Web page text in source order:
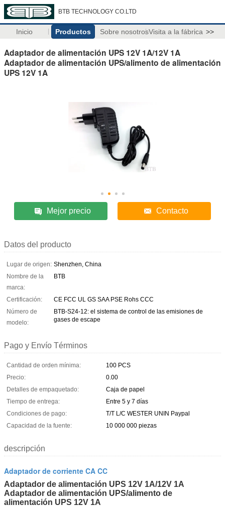
BTB TECHNOLOGY CO.LTD
Inicio Productos Sobre nosotrosVisita a la fábrica >>
Adaptador de alimentación UPS 12V 1A/12V 1A
Adaptador de alimentación UPS/alimento de alimentación
UPS 12V 1A
Mejor precio Contacto
Datos del producto
Lugar de origen: Shenzhen, China
Nombre de la
marca:
BTB
Certificación:
CE FCC UL GS SAA PSE Rohs CCC
Número de
modelo:
BTB-S24-12: el sistema de control de las emisiones de
gases de escape
Pago y Envío Términos
Cantidad de orden mínima:
100 PCS
Precio:
0.00
Detalles de empaquetado:
Caja de papel
Tiempo de entrega:
Entre 5 y 7 días
Condiciones de pago:
T/T L/C WESTER UNIN Paypal
Capacidad de la fuente:
10 000 000 piezas
descripción
Adaptador de corriente CA CC
Adaptador de alimentación UPS 12V 1A/12V 1A
Adaptador de alimentación UPS/alimento de
alimentación UPS 12V 1A